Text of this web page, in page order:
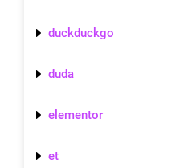
duckduckgo
duda
elementor
et